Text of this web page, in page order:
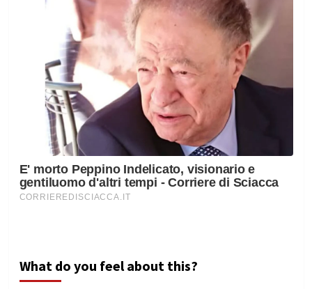
What do you feel about this?